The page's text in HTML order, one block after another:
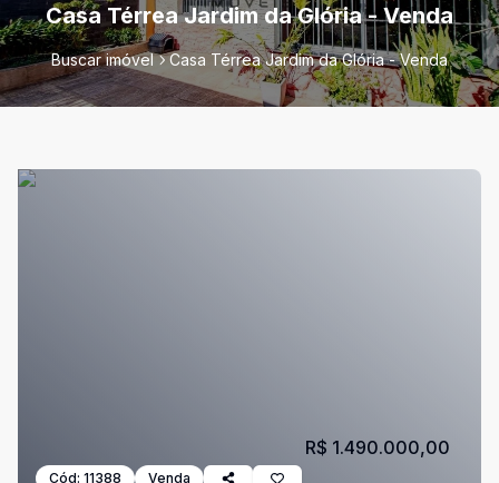
Casa Térrea Jardim da Glória - Venda
Buscar imóvel Casa Térrea Jardim da Glória - Venda
Cód: 11388 Venda
R$ 1.490.000,00